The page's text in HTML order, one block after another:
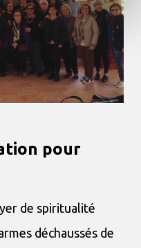
pour
de spiritualité
déchaussés de